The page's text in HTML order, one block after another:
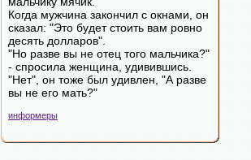
Когда мужчина закончил с окнами, он
сказал: "Это будет стоить вам ровно
десять долларов".
"Но разве вы не отец того мальчика?"
- спросила женщина, удивившись.
"Нет", он тоже был удивлен, "А разве
вы не его мать?"
информеры